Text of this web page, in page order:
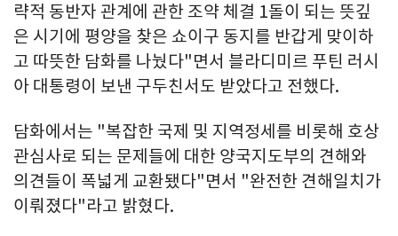
략적 동반자 관계에 관한 조약 체결 1돌이 되는 뜻깊
은 시기에 평양을 찾은 쇼이구 동지를 반갑게 맞이하
고 따뜻한 담화를 나눴다"면서 블라디미르 푸틴 러시
아 대통령이 보낸 구두친서도 받았다고 전했다.
담화에서는 "복잡한 국제 및 지역정세를 비롯해 호상
관심사로 되는 문제들에 대한 양국지도부의 견해와
의견들이 폭넓게 교환됐다"면서 "완전한 견해일치가
이뤄졌다"라고 밝혔다.